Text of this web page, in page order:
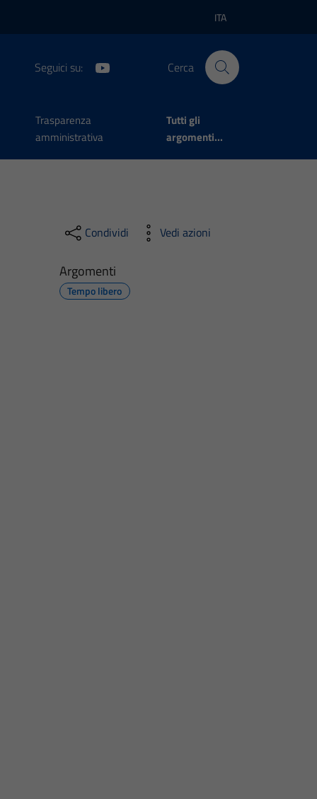
Lingua attiva:
ITA
Seguici su: Cerca
Trasparenza
amministrativa
Tutti gli
argomenti...
Condividi Vedi azioni
Argomenti
Tempo libero